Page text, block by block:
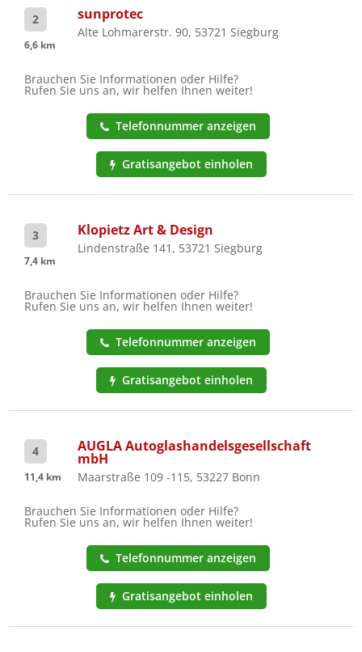
2
6,6 km
sunprotec
Alte Lohmarerstr. 90, 53721 Siegburg
Brauchen Sie Informationen oder Hilfe?
Rufen Sie uns an, wir helfen Ihnen weiter!
Telefonnummer anzeigen
Gratisangebot einholen
3
7,4 km
Klopietz Art & Design
Lindenstraße 141, 53721 Siegburg
Brauchen Sie Informationen oder Hilfe?
Rufen Sie uns an, wir helfen Ihnen weiter!
Telefonnummer anzeigen
Gratisangebot einholen
4
11,4 km
AUGLA Autoglashandelsgesellschaft
mbH
Maarstraße 109 -115, 53227 Bonn
Brauchen Sie Informationen oder Hilfe?
Rufen Sie uns an, wir helfen Ihnen weiter!
Telefonnummer anzeigen
Gratisangebot einholen